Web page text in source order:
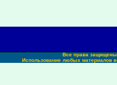
Все права
Использование любых материалов